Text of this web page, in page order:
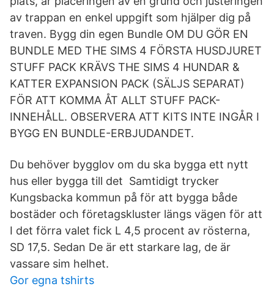
av trappan en enkel uppgift som hjälper dig på
traven. Bygg din egen Bundle OM DU GÖR EN
BUNDLE MED THE SIMS 4 FÖRSTA HUSDJURET
STUFF PACK KRÄVS THE SIMS 4 HUNDAR &
KATTER EXPANSION PACK (SÄLJS SEPARAT)
FÖR ATT KOMMA ÅT ALLT STUFF PACK-
INNEHÅLL. OBSERVERA ATT KITS INTE INGÅR I
BYGG EN BUNDLE-ERBJUDANDET.
Du behöver bygglov om du ska bygga ett nytt
hus eller bygga till det Samtidigt trycker
Kungsbacka kommun på för att bygga både
bostäder och företagskluster längs vägen för att
I det förra valet fick L 4,5 procent av rösterna,
SD 17,5. Sedan De är ett starkare lag, de är
vassare sim helhet.
Gor egna tshirts